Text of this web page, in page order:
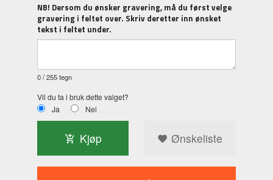
NB! Dersom du ønsker gravering, må du først velge
gravering i feltet over. Skriv deretter inn ønsket
tekst i feltet under.
0/ 255 tegn
Vil du ta i bruk dette valget?
Ja
Nei
Kjøp Ønskeliste